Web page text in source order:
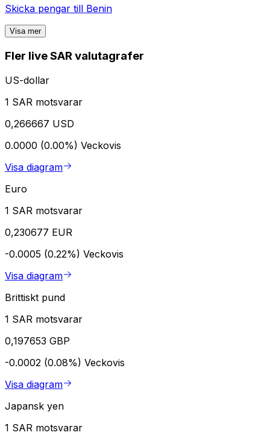
Skicka pengar till Benin
Visa mer
Fler live SAR valutagrafer
US-dollar
1 SAR motsvarar
0,266667 USD
0.0000 (0.00%) Veckovis
Visa diagram
Euro
1 SAR motsvarar
0,230677 EUR
-0.0005 (0.22%) Veckovis
Visa diagram
Brittiskt pund
1 SAR motsvarar
0,197653 GBP
-0.0002 (0.08%) Veckovis
Visa diagram
Japansk yen
1 SAR motsvarar